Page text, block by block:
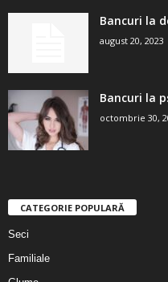
Bancuri la
august 20, 2023
Bancuri la
octombrie 30,
CATEGORIE POPULARĂ
Seci
Familiale